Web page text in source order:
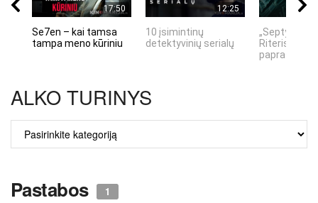
17:50
Se7en – kai tamsa
tampa meno kūriniu
12:25
10 įsimintinų
detektyvinių serialų
„Septynių
Riteris" – kai
ALKO TURINYS
TURINYS
Pastabos 1